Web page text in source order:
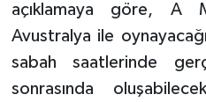
açıklamaya göre, A
Avustralya ile
sabah saatlerinde
sonrasında